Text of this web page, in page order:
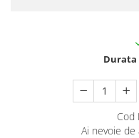
Durata
Cod
Ai nevoie de